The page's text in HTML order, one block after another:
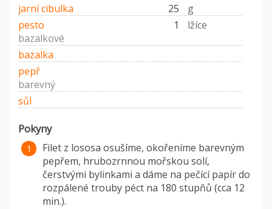
jarní cibulka
25
g
pesto
1
lžíce
bazalkové
bazalka
pepř
barevný
sůl
Pokyny
Filet z lososa osušíme, okořeníme barevným
pepřem, hrubozrnnou mořskou solí,
čerstvými bylinkami a dáme na pečící papír do
rozpálené trouby péct na 180 stupňů (cca 12
min.).